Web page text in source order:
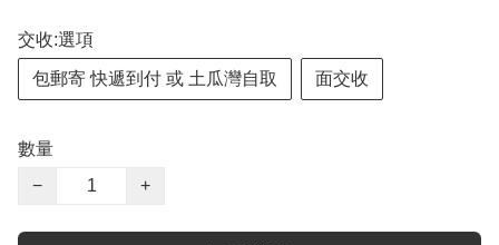
交收:選項
包郵寄 快遞到付 或 土瓜灣自取 面交收
數量
−
+